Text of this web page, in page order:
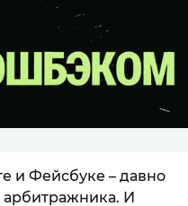
и Фейсбуке – давно
арбитражника. И